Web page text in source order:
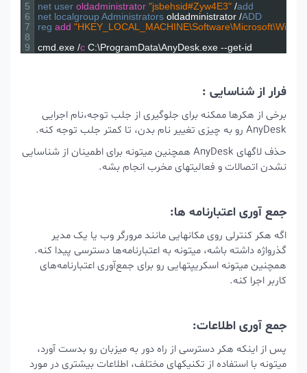
5
6
7
9
net user oldadministrator "jsbehsid#Zyw4E3"
net localgroup Administrators oldadministrator /
reg add
cmd .exe /c C:\ProgramData\AnyDesk .exe --get
فرار از شناسایی :
برخی از هکرها ممکنه برای جلوگیری از جلب توجه،نام اجرایی
AnyDesk رو به چیزی تغییر نام بدن، تا کمتر جلب توجه کنه.
حذف لاگهای AnyDesk همچنین میتونه برای اطمینان از شناسایی
نشدن اتصالات و فعالیتهای مخرب انجام بشه.
جمع آوری اعتبارنامه ها:
اگه هکر کنترلی روی مکانهایی مانند مرورگر وب یا یک مدیر
گذرواژه داشته باشه، میتونه به اعتبارنامه‌ها دسترسی پیدا کنه.
همچنین میتونه اسکریپتهایی رو برای جمع‌آوری اعتبارنامه‌های
کاربر اجرا کنه.
جمع آوری اطلاعات:
پس از اینکه هکر دسترسی از راه دور به میزبان رو بدست آورد،
میتونه با استفاده از تکنیکهای مختلف، اطلاعات بیشتری در مورد